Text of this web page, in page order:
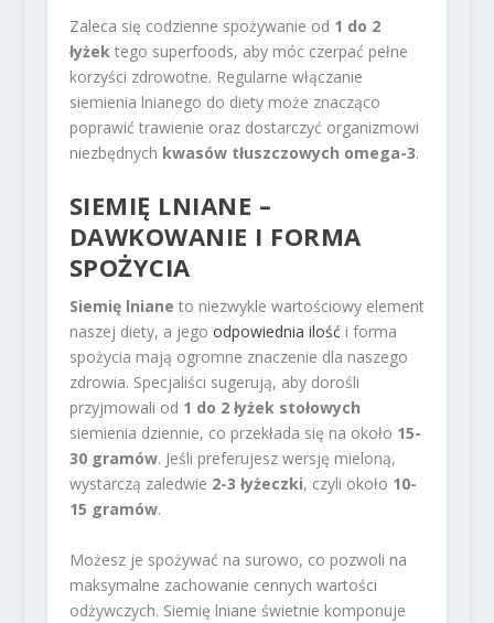
Zaleca się codzienne spożywanie od 1 do 2
łyżek tego superfoods, aby móc czerpać pełne
korzyści zdrowotne. Regularne włączanie
siemienia lnianego do diety może znacząco
poprawić trawienie oraz dostarczyć organizmowi
niezbędnych kwasów tłuszczowych omega-3.
SIEMIĘ LNIANE –
DAWKOWANIE I FORMA
SPOŻYCIA
Siemię lniane to niezwykle wartościowy element
naszej diety, a jego odpowiednia ilość i forma
spożycia mają ogromne znaczenie dla naszego
zdrowia. Specjaliści sugerują, aby dorośli
przyjmowali od 1 do 2 łyżek stołowych
siemienia dziennie, co przekłada się na około 15-
30 gramów. Jeśli preferujesz wersję mieloną,
wystarczą zaledwie 2-3 łyżeczki, czyli około 10-
15 gramów.
Możesz je spożywać na surowo, co pozwoli na
maksymalne zachowanie cennych wartości
odżywczych. Siemię lniane świetnie komponuje